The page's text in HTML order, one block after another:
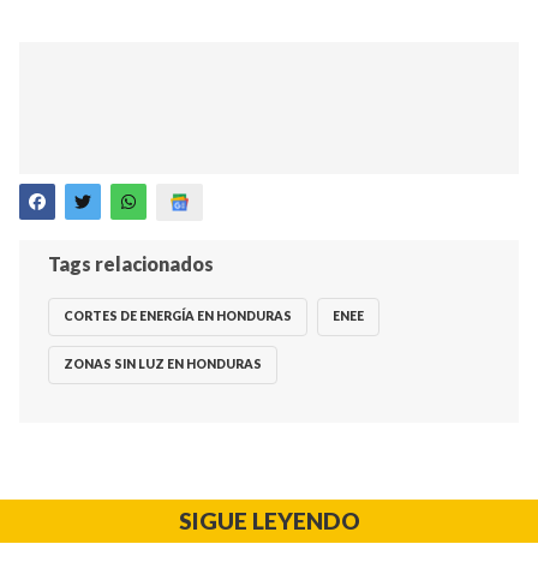
Tags relacionados
CORTES DE ENERGÍA EN HONDURAS ENEE
ZONAS SIN LUZ EN HONDURAS
SIGUE LEYENDO